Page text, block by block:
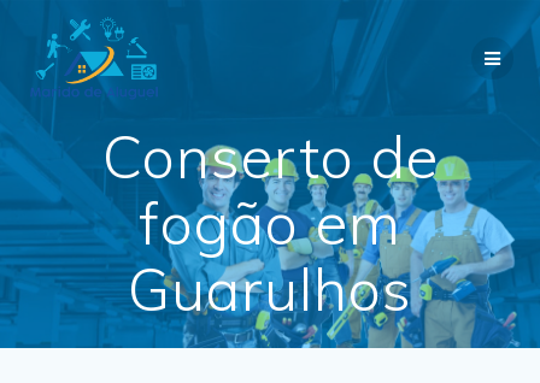
Conserto de
fogão em
Guarulhos